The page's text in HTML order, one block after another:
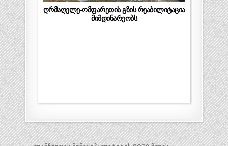
ღრმაღელე-ომფარეთის გზის რეაბილიტაცია
მიმდინარეობს